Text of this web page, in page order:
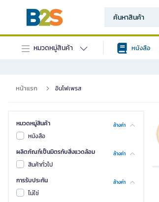
หมวดหมู่สินค้า หนังสือ
หน้าแรก อินโฟเพรส
หมวดหมู่สินค้า ล้างค่า
หนังสือ
ผลิตภัณฑ์เป็นมิตรกับสิ่งแวดล้อม
ล้างค่า
สินค้าทั่วไป
การรับประกัน
ล้างค่า
ไม่ใช่